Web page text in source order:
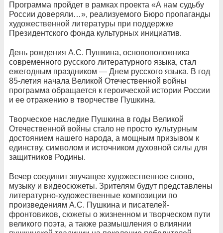
Программа пройдет в рамках проекта «А нам судьбу
России доверяли…», реализуемого Бюро пропаганды
художественной литературы при поддержке
Президентского фонда культурных инициатив.
День рождения А.С. Пушкина, основоположника
современного русского литературного языка, стал
ежегодным праздником — Днем русского языка. В год
85-летия начала Великой Отечественной войны
программа обращается к героической истории России
и ее отражению в творчестве Пушкина.
Творческое наследие Пушкина в годы Великой
Отечественной войны стало не просто культурным
достоянием нашего народа, а мощным призывом к
единству, символом и источником духовной силы для
защитников Родины.
Вечер соединит звучащее художественное слово,
музыку и видеосюжеты. Зрителям будут представлены
литературно-художественные композиции по
произведениям А.С. Пушкина и писателей-
фронтовиков, сюжеты о жизненном и творческом пути
великого поэта, а также размышления о влиянии